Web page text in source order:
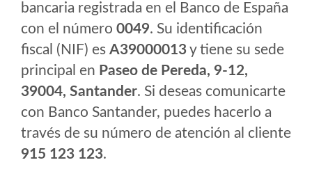
bancaria registrada en el Banco de España
con el número 0049. Su identificación
fiscal (NIF) es A39000013y tiene su sede
principal en Paseo de Pereda, 9-12,
39004, Santander. Si deseas comunicarte
con Banco Santander, puedes hacerlo a
través de su número de atención al cliente
915 123 123.